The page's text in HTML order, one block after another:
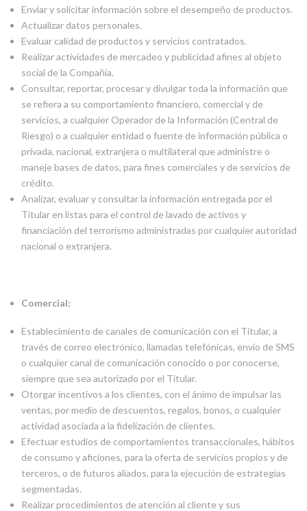
Enviar y solicitar información sobre el desempeño de productos.
Actualizar datos personales.
Evaluar calidad de productos y servicios contratados.
Realizar actividades de mercadeo y publicidad afines al objeto
social de la Compañía.
Consultar, reportar, procesar y divulgar toda la información que
se refiera a su comportamiento financiero, comercial y de
servicios, a cualquier Operador de la Información (Central de
Riesgo) o a cualquier entidad o fuente de información pública o
privada, nacional, extranjera o multilateral que administre o
maneje bases de datos, para fines comerciales y de servicios de
crédito.
Analizar, evaluar y consultar la información entregada por el
Titular en listas para el control de lavado de activos y
financiación del terrorismo administradas por cualquier autoridad
nacional o extranjera.
Comercial:
Establecimiento de canales de comunicación con el Titular, a
través de correo electrónico, llamadas telefónicas, envío de SMS
o cualquier canal de comunicación conocido o por conocerse,
siempre que sea autorizado por el Titular.
Otorgar incentivos a los clientes, con el ánimo de impulsar las
ventas, por medio de descuentos, regalos, bonos, o cualquier
actividad asociada a la fidelización de clientes.
Efectuar estudios de comportamientos transaccionales, hábitos
de consumo y aficiones, para la oferta de servicios propios y de
terceros, o de futuros aliados, para la ejecución de estrategias
segmentadas.
Realizar procedimientos de atención al cliente y sus